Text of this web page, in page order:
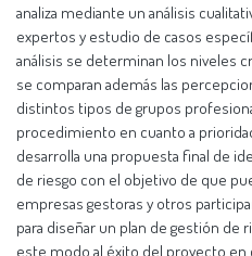
analiza mediante un análisis
expertos y estudio de casos
análisis se determinan los niveles
se comparan además las
distintos tipos de grupos
procedimiento en cuanto a
desarrolla una propuesta final de
de riesgo con el objetivo de que
empresas gestoras y otros
para diseñar un plan de gestión de
este modo al éxito del proyecto